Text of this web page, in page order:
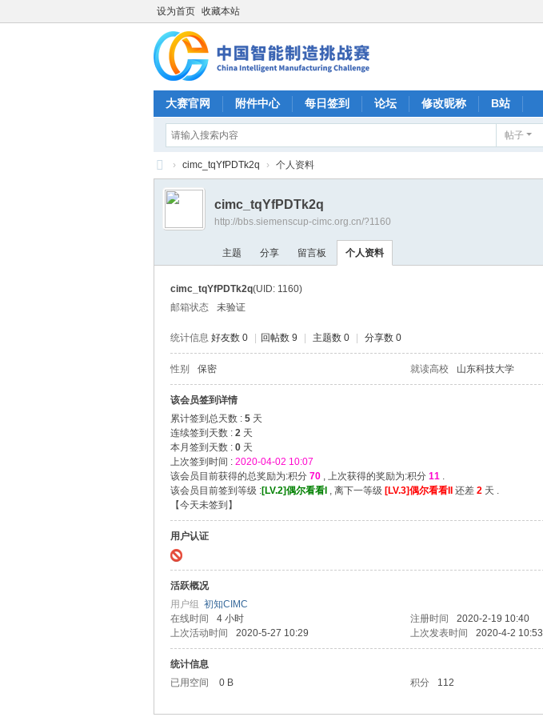
设为首页 收藏本站
大赛官网 附件中心 每日签到 论坛 修改昵称 B站
帖子
CI
› cimc_tqYfPDTk2q › 个人资料
cimc_tqYfPDTk2q
http://bbs.siemenscup-cimc.org.cn/?1160
主题 分享 留言板 个人资料
cimc_tqYfPDTk2q(UID: 1160)
邮箱状态
未验证
统计信息 好友数 0 回帖数 9 主题数 0 分享数 0
性别 保密 就读高校 山东科技大学
该会员签到详情
累计签到总天数 : 5 天
连续签到天数 : 2 天
本月签到天数 : 0 天
上次签到时间 : 2020-04-02 10:07
该会员目前获得的总奖励为:积分 70 , 上次获得的奖励为:积分 11 .
该会员目前签到等级 :[LV.2]偶尔看看I , 离下一等级 [LV.3]偶尔看看II 还差 2 天 .
【今天未签到 】
用户认证
活跃概况
用户组 初知CIMC
在线时间
4 小时 注册时间 2020-2-19 10:40
上次活动时间
2020-5-27 10:29 上次发表时间 2020-4-2 10:53
统计信息
已用空间
0 B 积分 112